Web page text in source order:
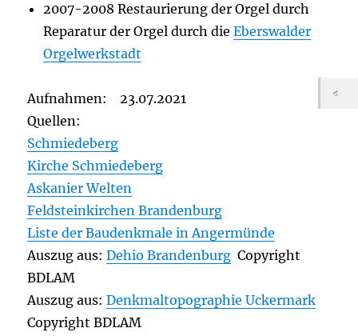
2007-2008 Restaurierung der Orgel durch
Reparatur der Orgel durch dieEberswalder
Orgelwerkstadt
Aufnahmen: 23.07.2021
Quellen:
Schmiedeberg
Kirche Schmiedeberg
Askanier Welten
Feldsteinkirchen Brandenburg
Liste der Baudenkmale in Angermünde
Auszug aus:Dehio Brandenburg Copyright
BDLAM
Auszug aus:Denkmaltopographie Uckermark
Copyright BDLAM